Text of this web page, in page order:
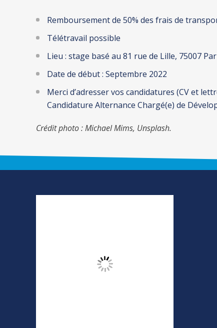
Remboursement de 50% des frais de
Télétravail possible
Lieu : stage basé au 81 rue de Lille, 75007
Date de début : Septembre 2022
Merci d’adresser vos candidatures (CV et
Candidature Alternance Chargé(e) de
Crédit photo : Michael Mims, Unsplash.